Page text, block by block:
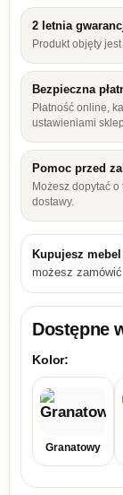
2 letnia
Produkt objęty
Bezpieczna
Płatność online,
ustawieniami
Pomoc przed
Możesz dopytać
dostawy.
Kupujesz
możesz
Dostępne
Kolor:
Granatowy